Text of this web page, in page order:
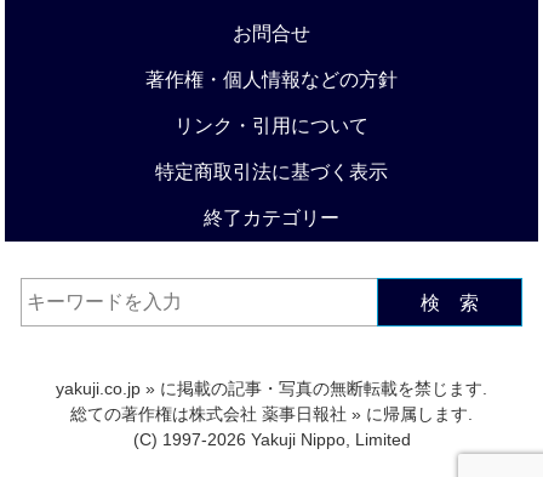
お問合せ
著作権・個人情報などの方針
リンク・引用について
特定商取引法に基づく表示
終了カテゴリー
検 索
yakuji.co.jp » に掲載の記事・写真の無断転載を禁じます.
総ての著作権は株式会社 薬事日報社 » に帰属します.
(C) 1997-2026 Yakuji Nippo, Limited